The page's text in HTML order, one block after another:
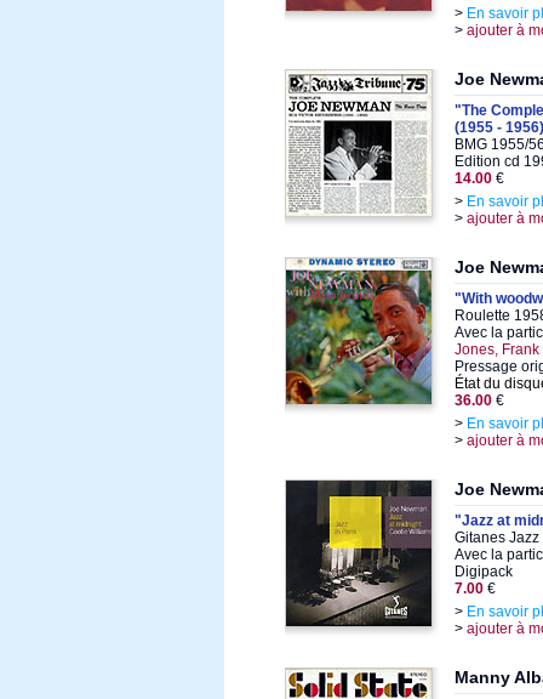
> En savoir
> ajouter à
Joe
"The
(1955 -
BMG 1955/
Edition cd
14.00 €
> En savoir
> ajouter à
Joe
"With
Roulette
Avec la
Jones,
Pressage
État du
36.00 €
> En savoir
> ajouter à
Joe
"Jazz at
Gitanes
Avec la
Digipack
7.00 €
> En savoir
> ajouter à
Manny